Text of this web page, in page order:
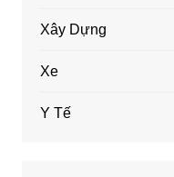
Xây Dựng
Xe
Y Tế